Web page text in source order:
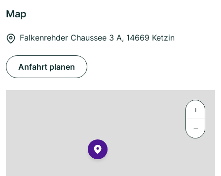
Map
Falkenrehder Chaussee 3 A, 14669 Ketzin
Anfahrt planen
+
−